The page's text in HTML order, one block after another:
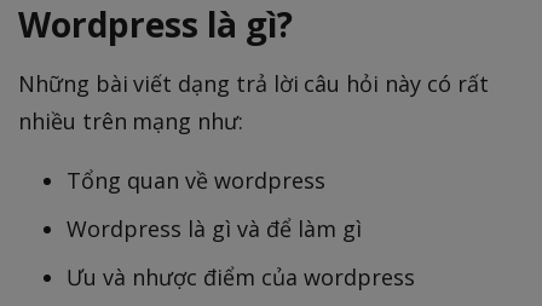
Wordpress là gì?
Những bài viết dạng trả lời câu hỏi này có rất
nhiều trên mạng như:
Tổng quan về wordpress
Wordpress là gì và để làm gì
Ưu và nhược điểm của wordpress